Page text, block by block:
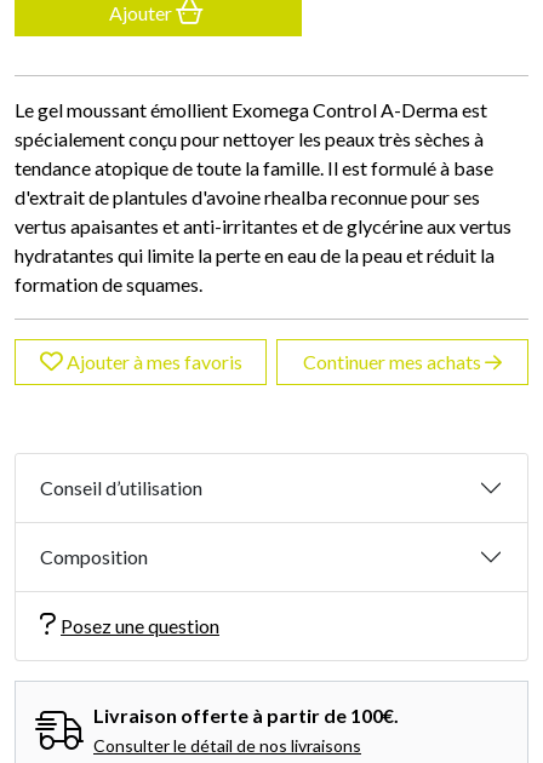
Ajouter
Le gel moussant émollient Exomega Control A-Derma est
spécialement conçu pour nettoyer les peaux très sèches à
tendance atopique de toute la famille. Il est formulé à base
d'extrait de plantules d'avoine rhealba reconnue pour ses
vertus apaisantes et anti-irritantes et de glycérine aux vertus
hydratantes qui limite la perte en eau de la peau et réduit la
formation de squames.
Ajouter à mes favoris Continuer mes achats
Conseil d’utilisation
Composition
Posez une question
Livraison offerte à partir de 100€.
Consulter le détail de nos livraisons